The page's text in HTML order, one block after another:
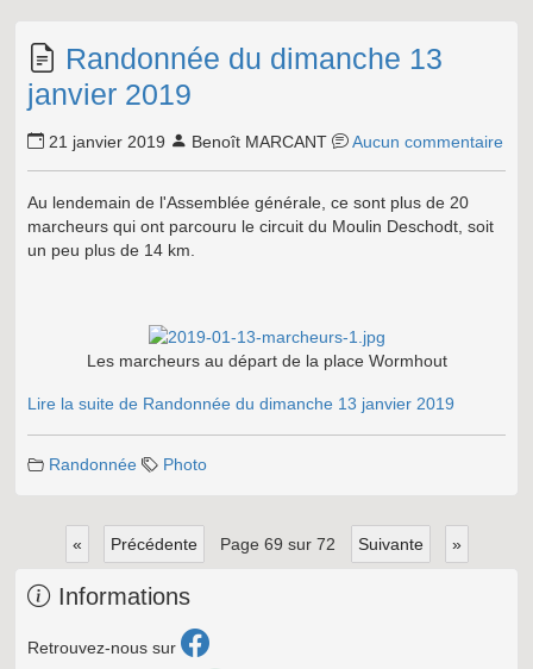
Randonnée du dimanche 13
janvier 2019
21 janvier 2019 Benoît MARCANT Aucun commentaire
Au lendemain de l'Assemblée générale, ce sont plus de 20
marcheurs qui ont parcouru le circuit du Moulin Deschodt, soit
un peu plus de 14 km.
Les marcheurs au départ de la place Wormhout
Lire la suite de Randonnée du dimanche 13 janvier 2019
Randonnée Photo
« précédente page 69 sur 72 suivante »
Informations
Retrouvez-nous sur